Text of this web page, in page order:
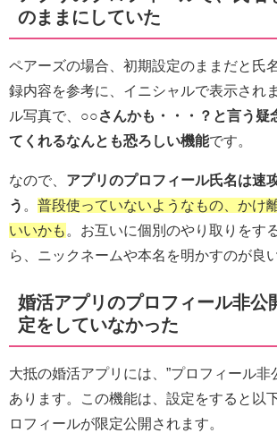
のままにしていた
ペアーズの場合、初期設定のままだと氏
録内容を参考に、イニシャルで表示され
ル写真で、 ○○さんかも・・・？と言う疑
てくれるなんとも恐ろしい機能です。
なので、 アプリのプロフィール氏名は速
う 。 普段使っていないようなもの、かけ
いいかも 。お互いに個別のやり取りをす
ら、ニックネームや本名を明かすのが良
婚活アプリのプロフィール非公
定をしていなかった
大抵の婚活アプリには、”プロフィール非
あります。この機能は、設定をすると以
ロフィールが限定公開されます。